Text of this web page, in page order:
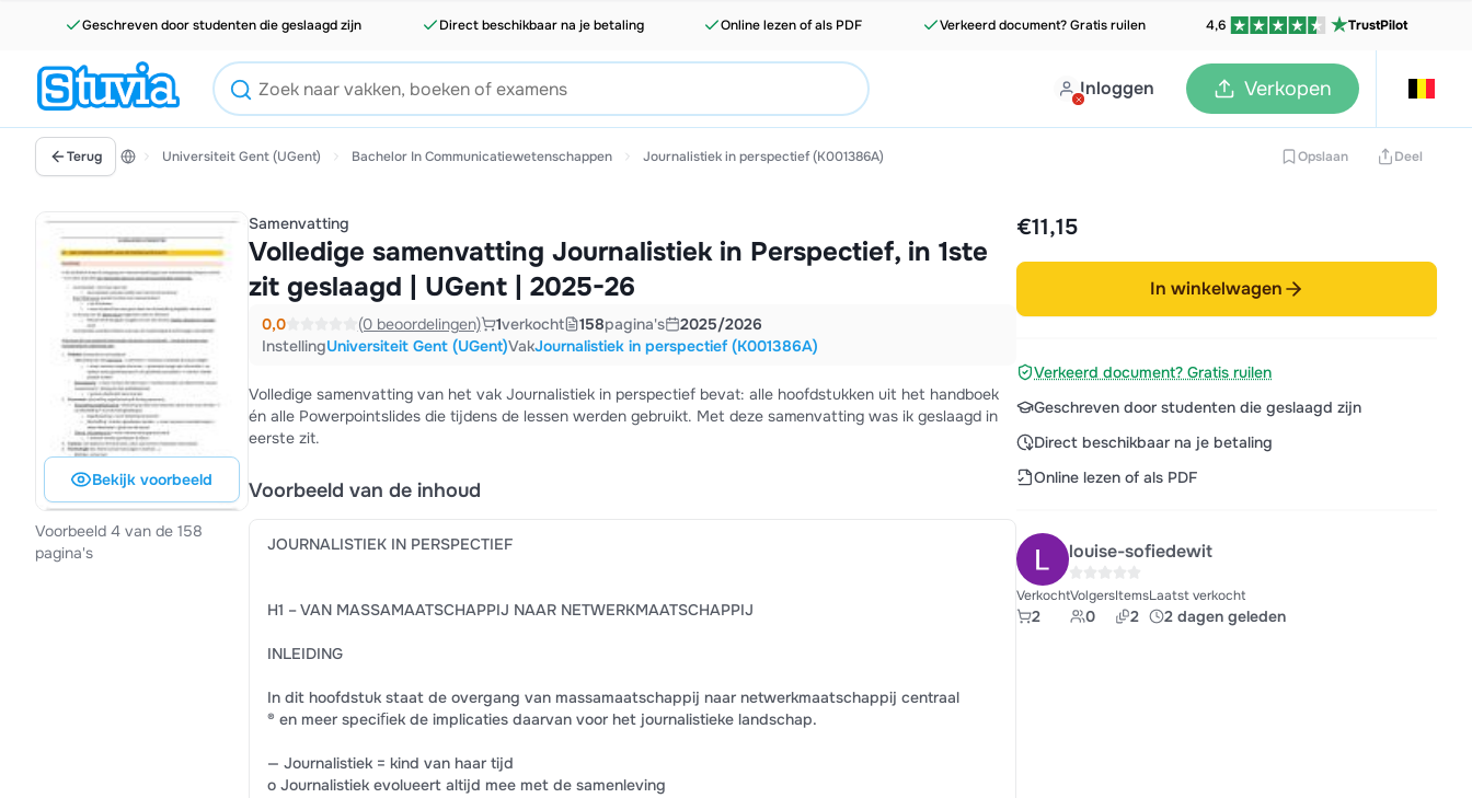
Geschreven door studenten die geslaagd zijn Direct beschikbaar na je betaling Online lezen of als PDF Verkeerd document? Gratis ruilen 4,6 TrustPilot
Inloggen Verkopen
Terug Universiteit Gent (UGent) Bachelor In Communicatiewetenschappen Journalistiek in perspectief (K001386A) Opslaan Deel
Bekijk voorbeeld
Voorbeeld 4 van de 158
pagina's
Samenvatting
Volledige samenvatting Journalistiek in Perspectief, in 1ste
zit geslaagd | UGent | 2025-26
0,0 (0 beoordelingen) 1verkocht 158pagina's
2025/2026
InstellingUniversiteit Gent (UGent)VakJournalistiek in perspectief (K001386A)
Volledige samenvatting van het vak Journalistiek in perspectief bevat: alle hoofdstukken uit het handboek
én alle Powerpointslides die tijdens de lessen werden gebruikt. Met deze samenvatting was ik geslaagd in
eerste zit.
Voorbeeld van de inhoud
JOURNALISTIEK IN PERSPECTIEF
H1 – VAN MASSAMAATSCHAPPIJ NAAR NETWERKMAATSCHAPPIJ
INLEIDING
In dit hoofdstuk staat de overgang van massamaatschappij naar netwerkmaatschappij centraal
® en meer speciﬁek de implicaties daarvan voor het journalistieke landschap.
— Journalistiek = kind van haar tijd
o Journalistiek evolueert altijd mee met de samenleving
€11,15
In winkelwagen
Verkeerd document? Gratis ruilen
Geschreven door studenten die geslaagd zijn
Direct beschikbaar na je betaling
Online lezen of als PDF
louise-sofiedewit
Verkocht
2
Volgers
0
Items
2
Laatst verkocht
2 dagen geleden